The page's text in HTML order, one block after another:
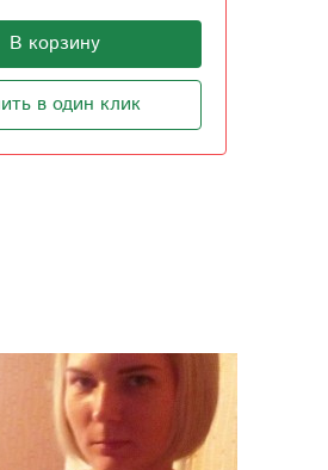
2 000
В корзину